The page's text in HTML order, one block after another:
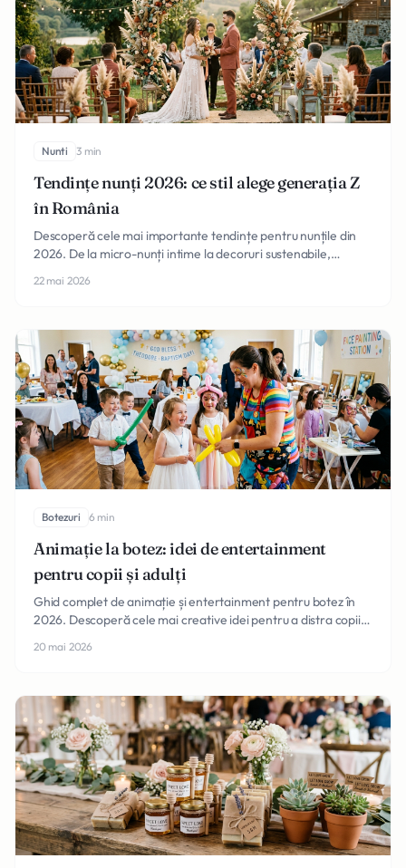
Nunti 3 min
Tendințe nunți 2026: ce stil alege generația Z
în România
Descoperă cele mai importante tendințe pentru nunțile din
2026. De la micro-nunți intime la decoruri sustenabile,
22 mai 2026
Botezuri 6 min
Animație la botez: idei de entertainment
pentru copii și adulți
Ghid complet de animație și entertainment pentru botez în
2026. Descoperă cele mai creative idei pentru a distra copiii
20 mai 2026